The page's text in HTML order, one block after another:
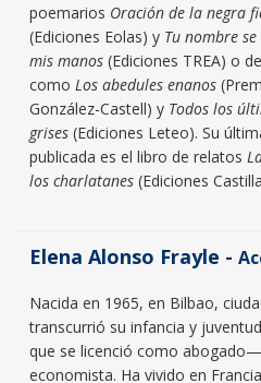
poemarios Oración de la negra
(Ediciones Eolas) y Tu nombre
mis manos (Ediciones TREA) o
como Los abedules enanos
González-Castell) y Todos los
grises (Ediciones Leteo). Su
publicada es el libro de relatos
los charlatanes (Ediciones
Elena Alonso Frayle -
Nacida en 1965, en Bilbao,
transcurrió su infancia y
que se licenció como abogado—
economista. Ha vivido en